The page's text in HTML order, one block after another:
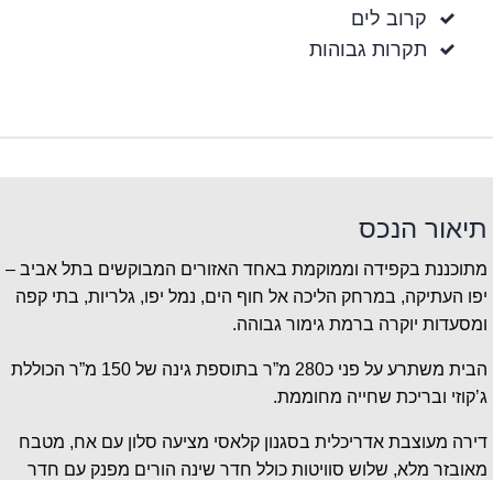
קרוב לים
תקרות גבוהות
תיאור הנכס
מתוכננת בקפידה וממוקמת באחד האזורים המבוקשים בתל אביב –
יפו העתיקה, במרחק הליכה אל חוף הים, נמל יפו, גלריות, בתי קפה
ומסעדות יוקרה ברמת גימור גבוהה.
הבית משתרע על פני כ280 מ”ר בתוספת גינה של 150 מ”ר הכוללת
ג’קוזי ובריכת שחייה מחוממת.
דירה מעוצבת אדריכלית בסגנון קלאסי מציעה סלון עם אח, מטבח
מאובזר מלא, שלוש סוויטות כולל חדר שינה הורים מפנק עם חדר